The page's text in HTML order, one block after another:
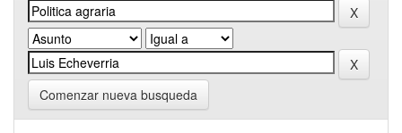
Comenzar nueva busqueda